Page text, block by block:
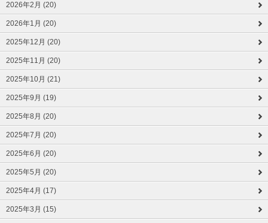
2026年2月 (20)
2026年1月 (20)
2025年12月 (20)
2025年11月 (20)
2025年10月 (21)
2025年9月 (19)
2025年8月 (20)
2025年7月 (20)
2025年6月 (20)
2025年5月 (20)
2025年4月 (17)
2025年3月 (15)